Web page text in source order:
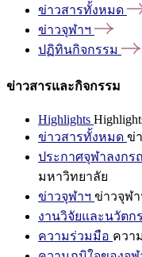
ข่าวสารทั้งหมด
ข่าวจุฬาฯ
ปฏิทินกิจกรรม
ข่าวสารและกิจกรรม
Highlights
ข่าวสารทั้งหมด ข่
ประกาศจุฬาลงก
มหาวิทยาลัย
ข่าวจุฬาฯ ข่าวจุฬา
งานวิจัยและนวัตก
ความร่วมมือ ควา